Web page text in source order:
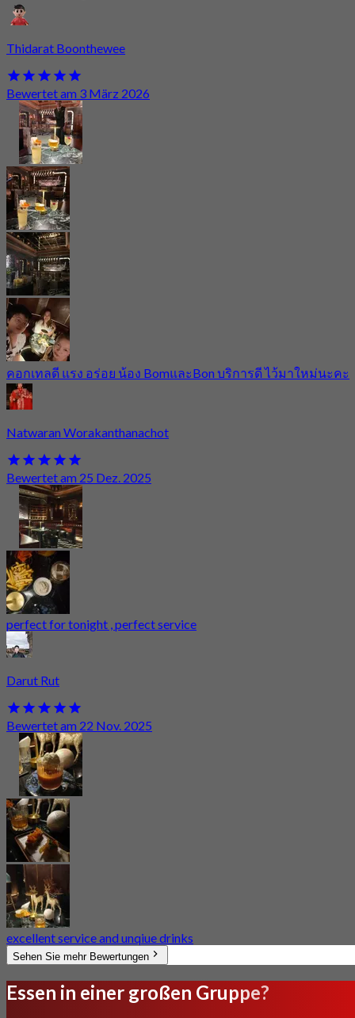
Thidarat Boonthewee
Bewertet am 3 März 2026
คอกเทลดี แรง อร่อย น้อง BomและBon บริการดี ไว้มาใหม่นะคะ
Natwaran Worakanthanachot
Bewertet am 25 Dez. 2025
perfect for tonight , perfect service
Darut Rut
Bewertet am 22 Nov. 2025
excellent service and unqiue drinks
Sehen Sie mehr Bewertungen
Essen in einer großen Gruppe?